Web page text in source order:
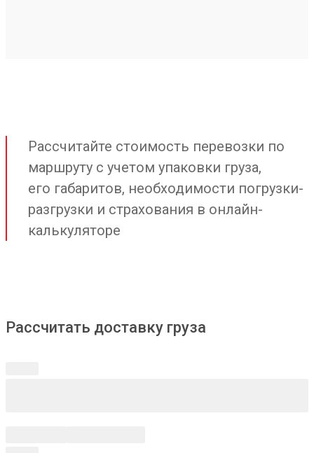
Рассчитайте стоимость перевозки по
маршруту с учетом упаковки груза,
его габаритов, необходимости погрузки-
разгрузки и страхования в онлайн-
калькуляторе
Рассчитать доставку груза